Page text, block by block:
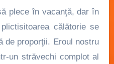
plece în vacanţă, dar în
călătorie se
de proporţii. Eroul nostru
un străvechi complot al